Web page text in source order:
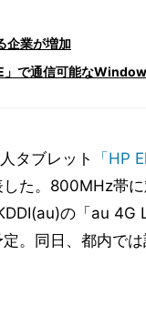
企業が増加
で通信可能な
タブレット
「HP
した。800MHz帯
の「au 4G
。同日、都内で